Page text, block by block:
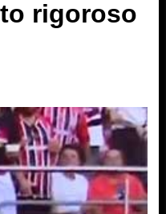
rigoroso